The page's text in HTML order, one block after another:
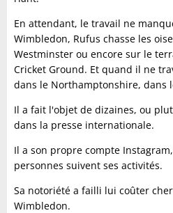
En attendant, le travail ne
Wimbledon, Rufus chasse les
Westminster ou encore sur le
Cricket Ground. Et quand il ne
dans le Northamptonshire, dans
Il a fait l'objet de dizaines, ou
dans la presse internationale.
Il a son propre compte
personnes suivent ses activités.
Sa notoriété a failli lui coûter
Wimbledon.